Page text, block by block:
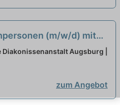
(m/w/d) mit
als Pflegefachkraft
und
Diakonissenanstalt Augsburg |
zum Angebot